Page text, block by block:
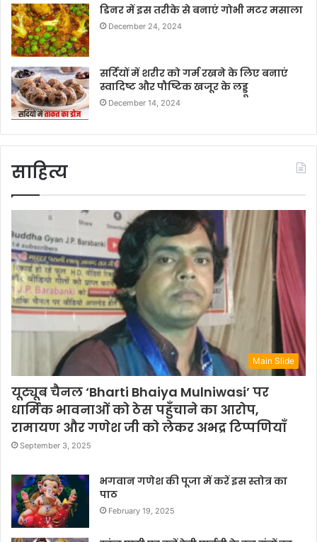
डिनर में इस तरीके से बनाएं गोभी मटर मसाला
December 24, 2024
सर्दियों में शरीर को गर्म रखने के लिए बनाएं
स्वादिष्ट और पौष्टिक खजूर के लड्डू
December 14, 2024
साहित्य
Main Slide
यूट्यूब चैनल ‘Bharti Bhaiya Mulniwasi’ पर
धार्मिक भावनाओं को ठेस पहुँचाने का आरोप,
रामायण और गणेश जी को लेकर अभद्र टिप्पणियाँ
September 3, 2025
भगवान गणेश की पूजा में करें इस स्तोत्र का
पाठ
February 19, 2025